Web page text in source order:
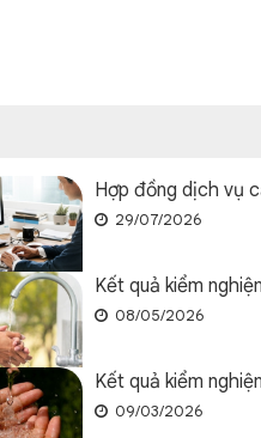
Hợp đồng dịch vụ
29/07/2026
Kết quả kiểm
08/05/2026
Kết quả kiểm
09/03/2026